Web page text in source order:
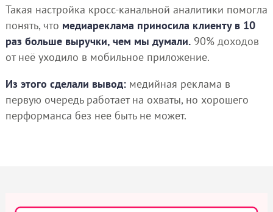
Такая настройка кросс-канальной аналитики помогла
понять, что медиареклама приносила клиенту в 10
раз больше выручки, чем мы думали.90% доходов
от неё уходило в мобильное приложение.
Из этого сделали вывод:медийная реклама в
первую очередь работает на охваты, но хорошего
перформанса без нее быть не может.